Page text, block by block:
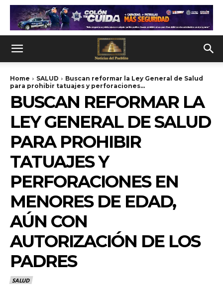
Home SALUD
Buscan reformar la Ley General de Salud
para prohibir tatuajes y perforaciones...
BUSCAN REFORMAR LA
LEY GENERAL DE SALUD
PARA PROHIBIR
TATUAJES Y
PERFORACIONES EN
MENORES DE EDAD,
AÚN CON
AUTORIZACIÓN DE LOS
PADRES
SALUD